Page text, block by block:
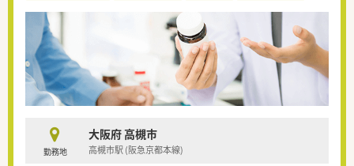
勤務地
大阪府 高槻市
高槻市駅 (阪急京都本線)